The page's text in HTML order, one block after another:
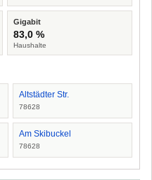
Gigabit
83,0 %
Haushalte
Altstädter Str.
78628
Am Skibuckel
78628